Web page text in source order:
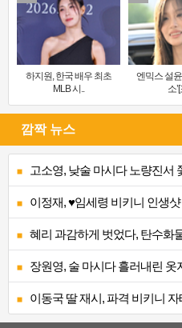
하지원, 한국 배우 최초
MLB 시..
엔믹스 설윤
소
깜짝 뉴스
고소영, 낮술 마시다 노량진서
이정재, ♥임세령 비키니 인생
혜리 과감하게 벗었다, 탄수화
장원영, 술 마시다 흘러내린
이동국 딸 재시, 파격 비키니